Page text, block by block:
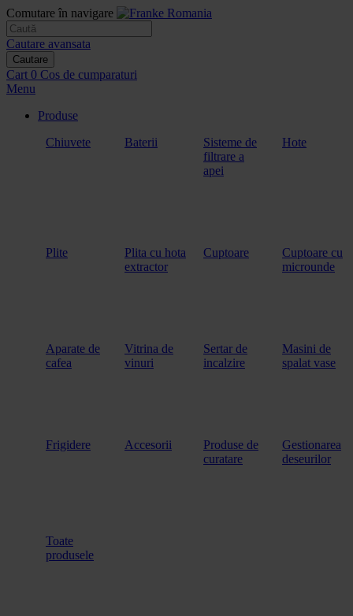
Comutare în navigare
Cautare avansata
Cautare
Cart 0 Cos de cumparaturi
Menu
Produse
Chiuvete
Baterii
Sisteme de
filtrare a
apei
Hote
Plite
Plita cu hota
extractor
Cuptoare
Cuptoare cu
microunde
Aparate de
cafea
Vitrina de
vinuri
Sertar de
incalzire
Masini de
spalat vase
Frigidere Accesorii
Produse de
curatare
Gestionarea
deseurilor
Toate
produsele